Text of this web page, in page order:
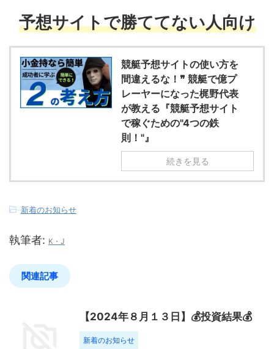
予想サイトで勝ててない人向け
競艇予想サイトの使い方を
間違えるな！❞ 競艇で億プ
レーヤーになった梶野代表
が教える『競艇予想サイト
で稼ぐための"4つの鉄
則！"』
続きを見る
-新着のお知らせ
執筆者: K・J
関連記事
【2024年８月１３日】💰投資結果💰
新着のお知らせ